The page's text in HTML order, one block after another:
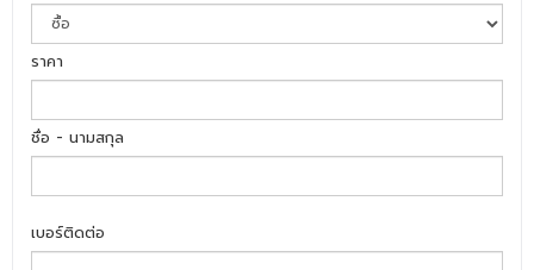
ราคา
ชื่อ - นามสกุล
เบอร์ติดต่อ